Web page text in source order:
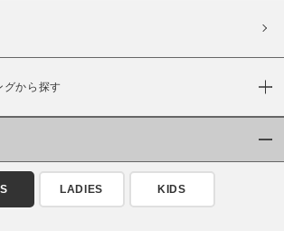
品
格 WEB限定
グから探す
LADIES KIDS